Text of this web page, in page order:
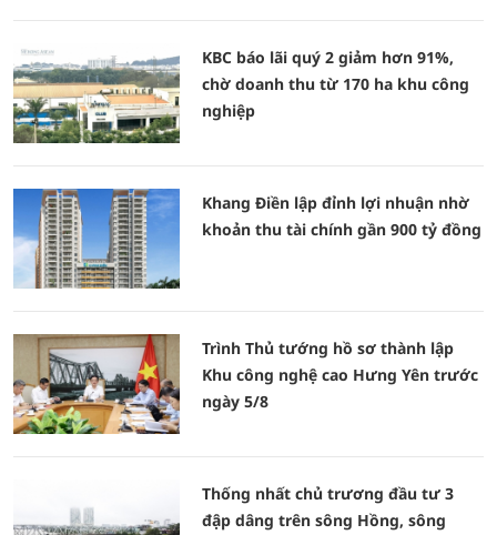
KBC báo lãi quý 2 giảm hơn 91%,
chờ doanh thu từ 170 ha khu công
nghiệp
Khang Điền lập đỉnh lợi nhuận nhờ
khoản thu tài chính gần 900 tỷ đồng
Trình Thủ tướng hồ sơ thành lập
Khu công nghệ cao Hưng Yên trước
ngày 5/8
Thống nhất chủ trương đầu tư 3
đập dâng trên sông Hồng, sông